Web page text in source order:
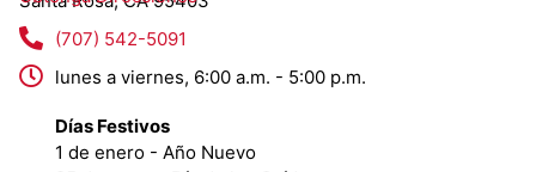
(707) 542-5091
lunes a viernes, 6:00 a.m. - 5:00 p.m.
Días Festivos
1 de enero - Año Nuevo